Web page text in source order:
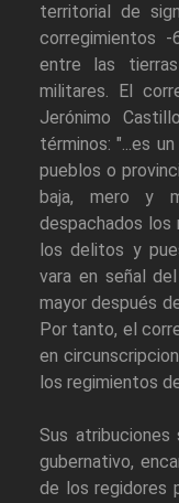
territorial de
corregimientos
entre las
militares. El
Jerónimo
términos: "...es
pueblos o
baja, mero y
despachados los
los delitos y
vara en señal
mayor después
Por tanto, el
en
los regimientos
Sus
gubernativo,
de los regidores